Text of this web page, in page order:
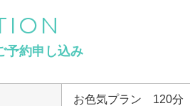
予約申し込み
お色気プラン 120分